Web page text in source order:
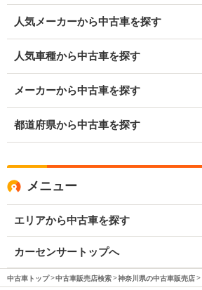
人気メーカーから中古車を探す
人気車種から中古車を探す
メーカーから中古車を探す
都道府県から中古車を探す
メニュー
エリアから中古車を探す
カーセンサートップへ
中古車トップ 中古車販売店検索 神奈川県の中古車販売店